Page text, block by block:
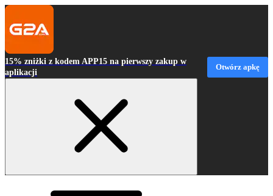
15% zniżki z kodem APP15 na pierwszy zakup w
aplikacji
Otwórz apkę